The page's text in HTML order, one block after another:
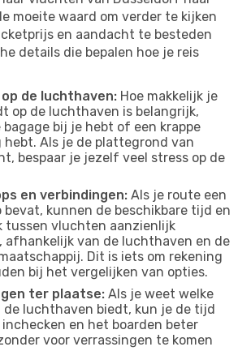
moeite waard om verder te kijken
en aandacht te besteden
details die bepalen hoe je reis
de luchthaven: Hoe makkelijk je
op de luchthaven is belangrijk,
bagage bij je hebt of een krappe
hebt. Als je de plattegrond van
bespaar je jezelf veel stress op de
en verbindingen: Als je route een
bevat, kunnen de beschikbare tijd en
tussen vluchten aanzienlijk
afhankelijk van de luchthaven en de
Dit is iets om rekening
bij het vergelijken van opties.
ter plaatse: Als je weet welke
luchthaven biedt, kun je de tijd
en het boarden beter
voor verrassingen te komen